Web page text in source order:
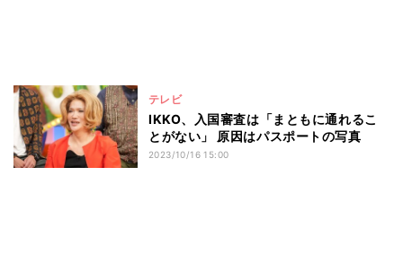
テレビ
IKKO、入国審査は「まともに通れるこ
とがない」 原因はパスポートの写真
2023/10/16 15:00